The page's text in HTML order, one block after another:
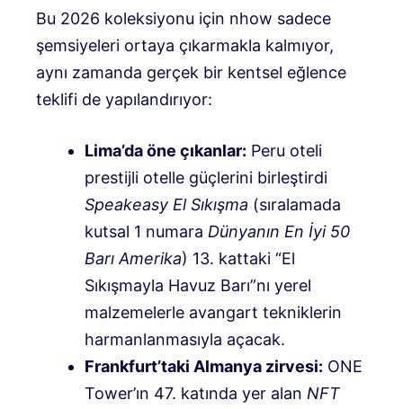
Bu 2026 koleksiyonu için nhow sadece
şemsiyeleri ortaya çıkarmakla kalmıyor,
aynı zamanda gerçek bir kentsel eğlence
teklifi de yapılandırıyor:
Lima’da öne çıkanlar: Peru oteli
prestijli otelle güçlerini birleştirdi
Speakeasy El Sıkışma (sıralamada
kutsal 1 numara Dünyanın En İyi 50
Barı Amerika) 13. kattaki “El
Sıkışmayla Havuz Barı”nı yerel
malzemelerle avangart tekniklerin
harmanlanmasıyla açacak.
Frankfurt’taki Almanya zirvesi: ONE
Tower’ın 47. katında yer alan NFT